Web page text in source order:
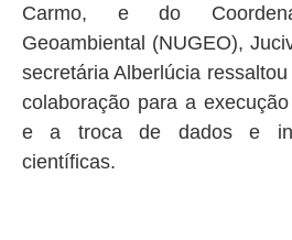
Carmo, e do
Geoambiental (NUGEO),
secretária Alberlúcia
colaboração para a
e a troca de dados e
científicas.